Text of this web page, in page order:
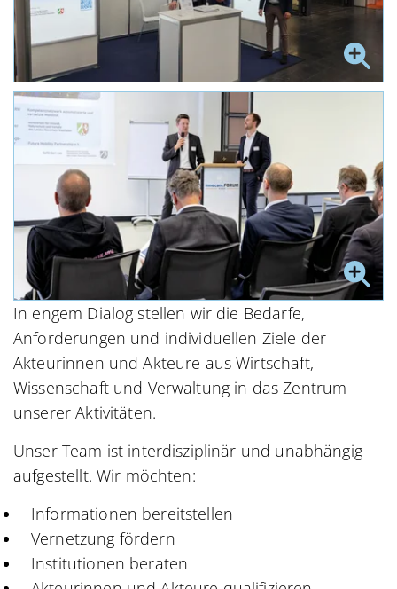
In engem Dialog stellen wir die Bedarfe,
Anforderungen und individuellen Ziele der
Akteurinnen und Akteure aus Wirtschaft,
Wissenschaft und Verwaltung in das Zentrum
unserer Aktivitäten.
Unser Team ist interdisziplinär und unabhängig
aufgestellt. Wir möchten:
Informationen bereitstellen
Vernetzung fördern
Institutionen beraten